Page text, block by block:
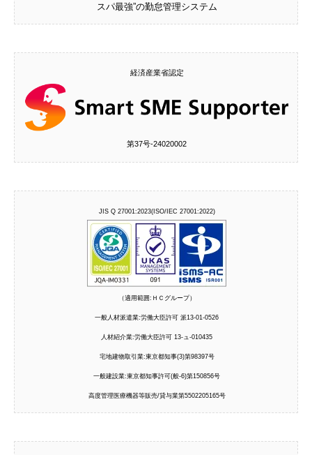
スパ最強”の勤怠管理システム
経済産業省認定
第37号‐24020002
JIS Q 27001:2023(ISO/IEC 27001:2022)
（適用範囲:ＨＣグループ）
一般人材派遣業:労働大臣許可 派13-01-0526
人材紹介業:労働大臣許可 13-ュ-010435
宅地建物取引業:東京都知事(3)第98397号
一般建設業:東京都知事許可(般-6)第150856号
高度管理医療機器等販売/貸与業第5502205165号